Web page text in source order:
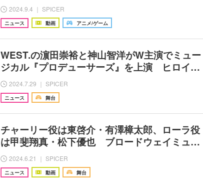
2024.9.4 ｜ SPICER
ニュース 動画 アニメ/ゲーム
WEST.の濵田崇裕と神山智洋がW主演でミュー
ジカル『プロデューサーズ』を上演 ヒロイ…
2024.7.29 ｜ SPICER
ニュース 舞台
チャーリー役は東啓介・有澤樟太郎、ローラ役
は甲斐翔真・松下優也 ブロードウェイミュ…
2024.6.21 ｜ SPICER
ニュース 動画 舞台